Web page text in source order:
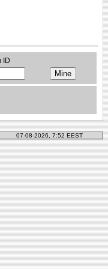
ID
07-08-2026, 7:52 EEST